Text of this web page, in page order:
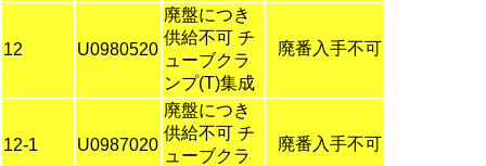
12 U0980520
廃盤につき
供給不可 チ
ューブクラ
ンプ(T)集成
廃番入手不可
12-1 U0987020
廃盤につき
供給不可 チ
ューブクラ
廃番入手不可